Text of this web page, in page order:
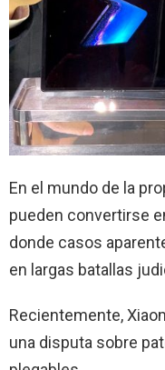
En el mundo de la
pueden convertirse
donde casos
en largas batallas
Recientemente,
una disputa sobre